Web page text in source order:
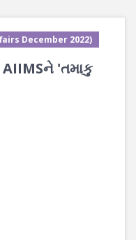
December 2022)
'તમાકુ